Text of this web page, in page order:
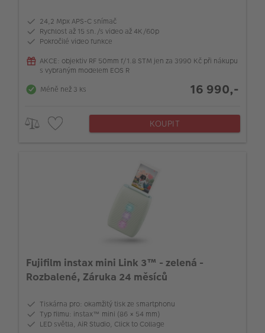
24,2 Mpx APS-C snímač
Rychlost až 15 sn./s video až 4K/60p
Pokročilé video funkce
AKCE: objektiv RF 50mm f/1.8 STM jen za 3990 Kč při nákupu
s vybraným modelem EOS R
Méně než 3 ks
16 990,-
KOUPIT
Fujifilm instax mini Link 3™ - zelená -
Rozbalené, Záruka 24 měsíců
Tiskárna pro: okamžitý tisk ze smartphonu
Typ filmu: instax™ mini (86 × 54 mm)
LED světla, AiR Studio, Click to Collage